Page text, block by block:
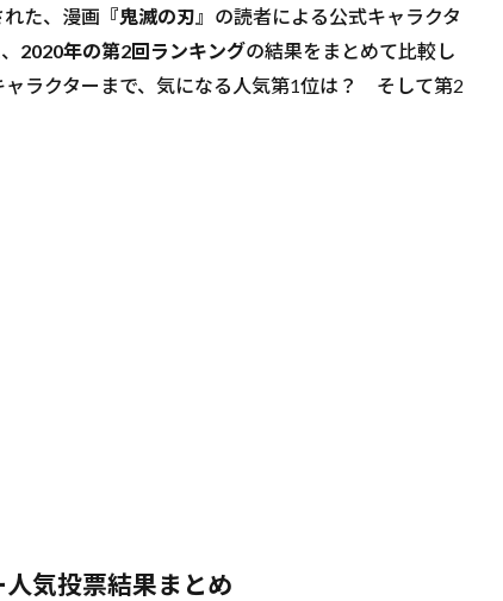
れた、漫画 『鬼滅の刃 』の読者による公式キャラクタ
2020年の第2回ランキングの結果をまとめて比較し
ラクターまで、気になる人気第1位は？ そして第2
人気投票結果まとめ